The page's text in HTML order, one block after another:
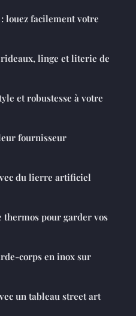
louez facilement votre
linge et literie de
et robustesse à votre
fournisseur
du lierre artificiel
pour garder vos
corps en inox sur
un tableau street art